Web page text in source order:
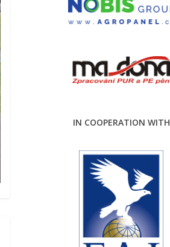
IN COOPERATION WITH